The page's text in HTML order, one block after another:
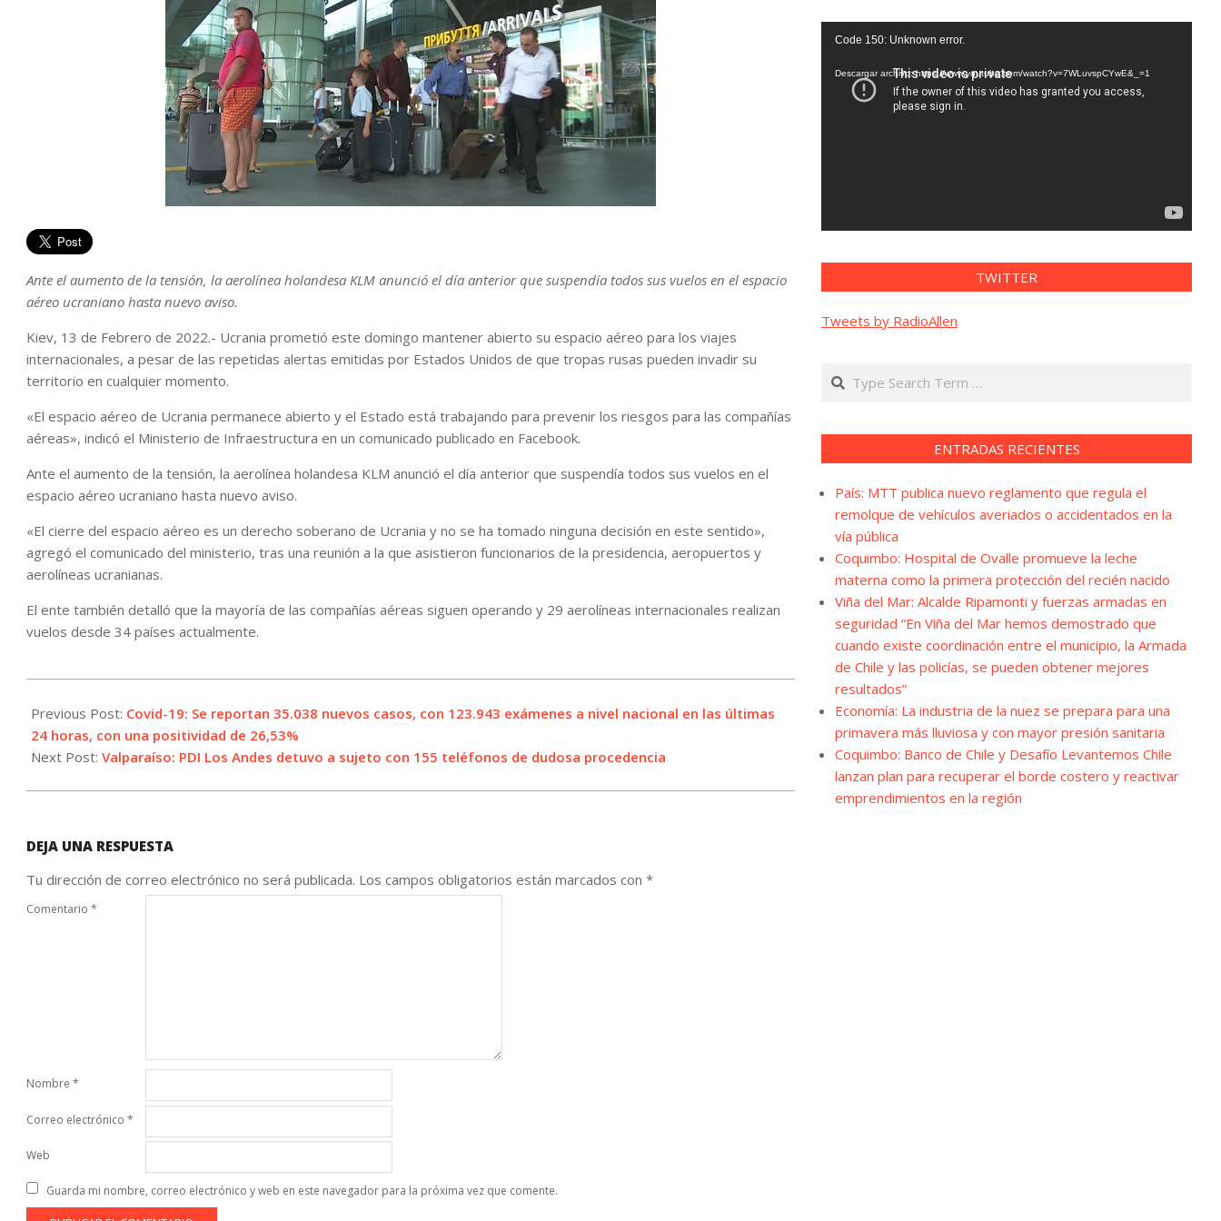
Ante el aumento de la tensión, la aerolínea holandesa KLM anunció el día anterior que suspendía todos sus vuelos en el espacio
aéreo ucraniano hasta nuevo aviso.
Kiev, 13 de Febrero de 2022.- Ucrania prometió este domingo mantener abierto su espacio aéreo para los viajes
internacionales, a pesar de las repetidas alertas emitidas por Estados Unidos de que tropas rusas pueden invadir su
territorio en cualquier momento.
«El espacio aéreo de Ucrania permanece abierto y el Estado está trabajando para prevenir los riesgos para las compañías
aéreas», indicó el Ministerio de Infraestructura en un comunicado publicado en Facebook.
Ante el aumento de la tensión, la aerolínea holandesa KLM anunció el día anterior que suspendía todos sus vuelos en el
espacio aéreo ucraniano hasta nuevo aviso.
«El cierre del espacio aéreo es un derecho soberano de Ucrania y no se ha tomado ninguna decisión en este sentido»,
agregó el comunicado del ministerio, tras una reunión a la que asistieron funcionarios de la presidencia, aeropuertos y
aerolíneas ucranianas.
El ente también detalló que la mayoría de las compañías aéreas siguen operando y 29 aerolíneas internacionales realizan
vuelos desde 34 países actualmente.
02-
13
Previous Post: Covid-19: Se reportan 35.038 nuevos casos, con 123.943 exámenes a nivel nacional en las últimas
24 horas, con una positividad de 26,53%
Next Post: Valparaíso: PDI Los Andes detuvo a sujeto con 155 teléfonos de dudosa procedencia
DEJA UNA RESPUESTA
Tu dirección de correo electrónico no será publicada. Los campos obligatorios están marcados con *
Comentario *
Nombre *
Correo electrónico *
Web
Guarda mi nombre, correo electrónico y web en este navegador para la próxima vez que comente.
Reproductor
vídeo
Code 150: Unknown error.
Descargar archivo: https://www.youtube.com/watch?v=7WLuvspCYwE&_=1
TWITTER
Tweets by RadioAllen
Search
ENTRADAS RECIENTES
País: MTT publica nuevo reglamento que regula el
remolque de vehículos averiados o accidentados en la
vía pública
Coquimbo: Hospital de Ovalle promueve la leche
materna como la primera protección del recién nacido
Viña del Mar: Alcalde Ripamonti y fuerzas armadas en
seguridad “En Viña del Mar hemos demostrado que
cuando existe coordinación entre el municipio, la Armada
de Chile y las policías, se pueden obtener mejores
resultados”
Economía: La industria de la nuez se prepara para una
primavera más lluviosa y con mayor presión sanitaria
Coquimbo: Banco de Chile y Desafío Levantemos Chile
lanzan plan para recuperar el borde costero y reactivar
emprendimientos en la región